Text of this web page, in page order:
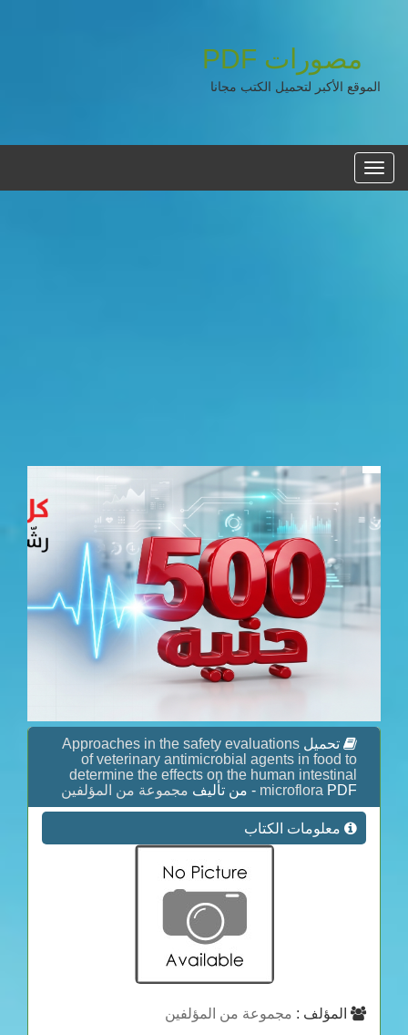
مصورات PDF
الموقع الأكبر لتحميل الكتب مجانا
القائمه
الرئيسية
تحميل Approaches in the safety evaluations
of veterinary antimicrobial agents in food to
determine the effects on the human intestinal
microflora PDF - من تأليف مجموعة من المؤلفين
معلومات الكتاب
المؤلف : مجموعة من المؤلفين